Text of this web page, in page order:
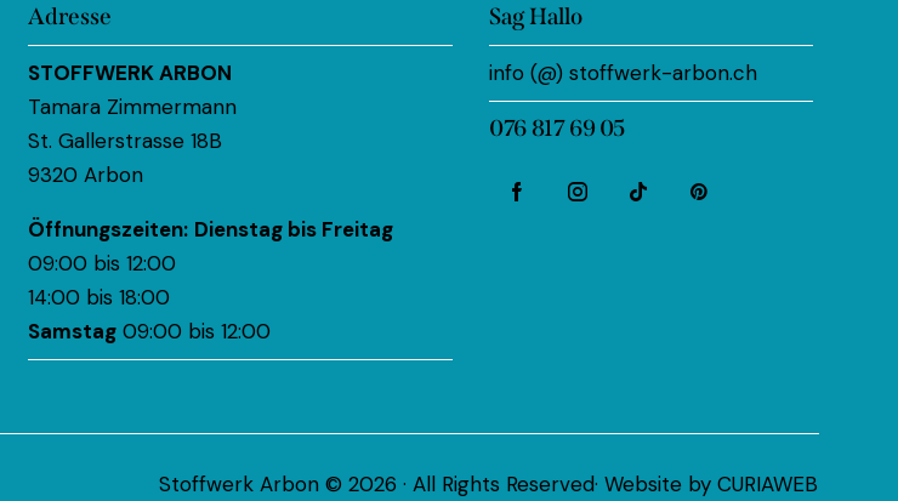
Adresse
STOFFWERK ARBON
Tamara Zimmermann
St. Gallerstrasse 18B
9320 Arbon
Öffnungszeiten: Dienstag bis Freitag
09:00 bis 12:00
14:00 bis 18:00
Samstag09:00 bis 12:00
Sag Hallo
info (@) stoffwerk-arbon.ch
076 817 69 05
Stoffwerk Arbon © 2026 · All Rights Reserved· Website byCURIAWEB